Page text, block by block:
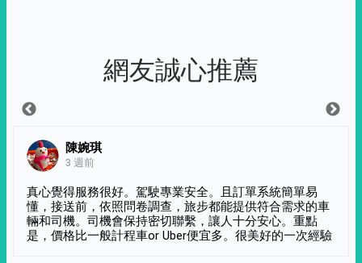
網友誠心推薦
陳婉琪
3 週前
真心覺得服務很好。駕駛專業安全。且訂單系統簡單易
懂，接送前，依照問卷調查，旅步都能提供符合需求的車
輛和司機。司機會保持密切聯繫，讓人十分安心。重點
是，價格比一般計程車or Uber便宜多。很美好的一次經驗